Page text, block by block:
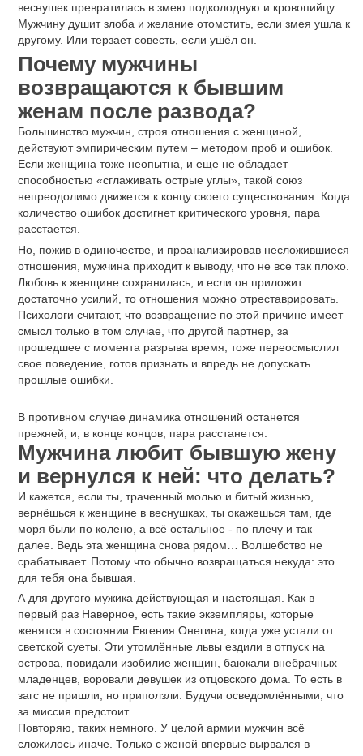
веснушек превратилась в змею подколодную и кровопийцу.
Мужчину душит злоба и желание отомстить, если змея ушла к
другому. Или терзает совесть, если ушёл он.
Почему мужчины
возвращаются к бывшим
женам после развода?
Большинство мужчин, строя отношения с женщиной,
действуют эмпирическим путем – методом проб и ошибок.
Если женщина тоже неопытна, и еще не обладает
способностью «сглаживать острые углы», такой союз
непреодолимо движется к концу своего существования. Когда
количество ошибок достигнет критического уровня, пара
расстается.
Но, пожив в одиночестве, и проанализировав несложившиеся
отношения, мужчина приходит к выводу, что не все так плохо.
Любовь к женщине сохранилась, и если он приложит
достаточно усилий, то отношения можно отреставрировать.
Психологи считают, что возвращение по этой причине имеет
смысл только в том случае, что другой партнер, за
прошедшее с момента разрыва время, тоже переосмыслил
свое поведение, готов признать и впредь не допускать
прошлые ошибки.
В противном случае динамика отношений останется
прежней, и, в конце концов, пара расстанется.
Мужчина любит бывшую жену
и вернулся к ней: что делать?
И кажется, если ты, траченный молью и битый жизнью,
вернёшься к женщине в веснушках, ты окажешься там, где
моря были по колено, а всё остальное - по плечу и так
далее. Ведь эта женщина снова рядом… Волшебство не
срабатывает. Потому что обычно возвращаться некуда: это
для тебя она бывшая.
А для другого мужика действующая и настоящая. Как в
первый раз Наверное, есть такие экземпляры, которые
женятся в состоянии Евгения Онегина, когда уже устали от
светской суеты. Эти утомлённые львы ездили в отпуск на
острова, повидали изобилие женщин, баюкали внебрачных
младенцев, воровали девушек из отцовского дома. То есть в
загс не пришли, но приползли. Будучи осведомлёнными, что
за миссия предстоит.
Повторяю, таких немного. У целой армии мужчин всё
сложилось иначе. Только с женой впервые вырвался в